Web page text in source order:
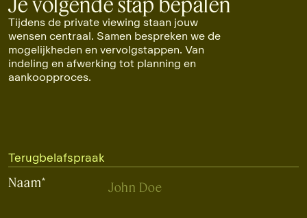
Tijdens de private viewing staan jouw
wensen centraal. Samen bespreken we de
mogelijkheden en vervolgstappen. Van
indeling en afwerking tot planning en
aankoopproces.
Terugbelafspraak
Naam*